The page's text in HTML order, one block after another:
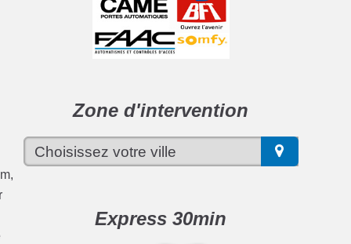
Zone d'intervention
Express 30min